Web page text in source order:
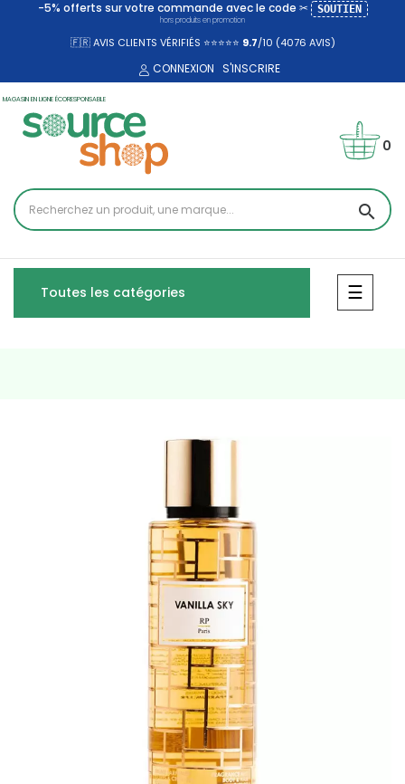
-5% offerts sur votre commande avec le code ✂ SOUTIEN
hors produits en promotion
🇫🇷 AVIS CLIENTS VÉRIFIÉS ⭐⭐⭐⭐⭐ 9.7/10 (4076 AVIS)
CONNEXION S'INSCRIRE
MAGASIN EN LIGNE ÉCORESPONSABLE
search
0
Toutes les catégories ☰